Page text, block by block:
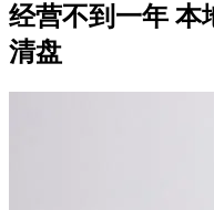
经营不到一年 本
清盘